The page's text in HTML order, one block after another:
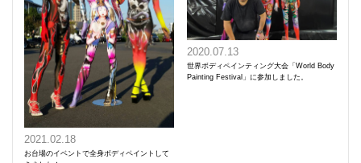
2021.02.18
お台場のイベントで全身ボディペイントして
2020.07.13
世界ボディペインティング大会「World Body
Painting Festival」に参加しました。